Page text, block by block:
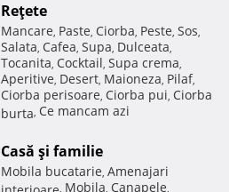
Reţete
Mancare, Paste, Ciorba, Peste, Sos,
Salata, Cafea, Supa, Dulceata,
Tocanita, Cocktail, Supa crema,
Aperitive, Desert, Maioneza, Pilaf,
Ciorba perisoare, Ciorba pui, Ciorba
burta, Ce mancam azi
Casă şi familie
Mobila bucatarie, Amenajari
interioare, Mobila, Canapele,